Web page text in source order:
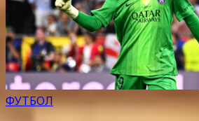
ФУТБОЛ